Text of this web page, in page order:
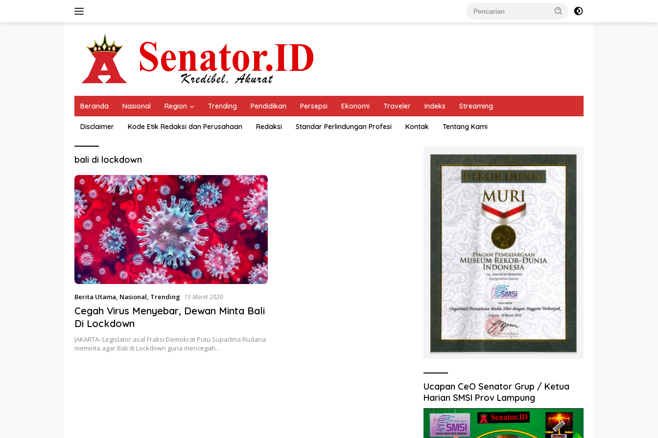
Beranda Nasional Region Trending Pendidikan Persepsi Ekonomi Traveler Indeks Streaming
Disclaimer Kode Etik Redaksi dan Perusahaan Redaksi Standar Perlindungan Profesi Kontak Tentang Kami
bali di lockdown
Berita Utama, Nasional, Trending 15 Maret 2020
Cegah Virus Menyebar, Dewan Minta Bali
Di Lockdown
JAKARTA- Legislator asal Fraksi Demokrat Putu Supadma Rudana
meminta agar Bali di Lockdown guna mencegah…
Ucapan CeO Senator Grup / Ketua
Harian SMSI Prov Lampung